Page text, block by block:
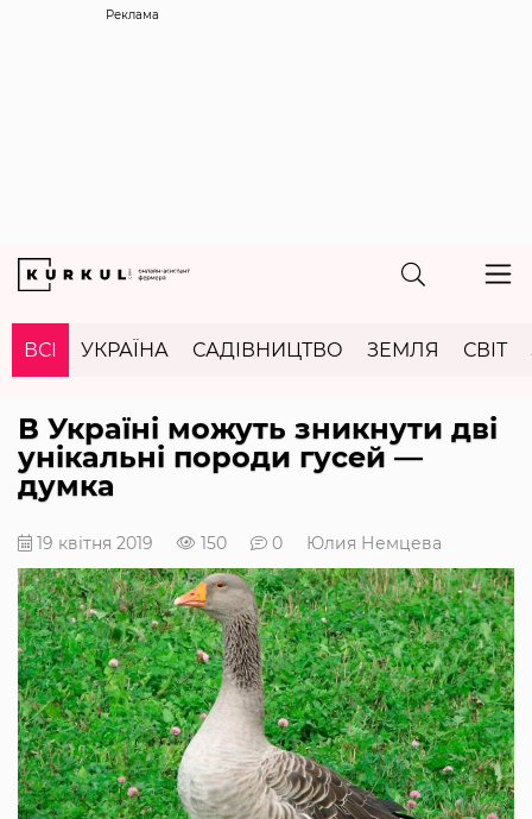
Реклама
ВСІ УКРАЇНА САДІВНИЦТВО ЗЕМЛЯ СВІТ
В Україні можуть зникнути дві
унікальні породи гусей —
думка
19 квітня 2019 150 0 Юлия Немцева